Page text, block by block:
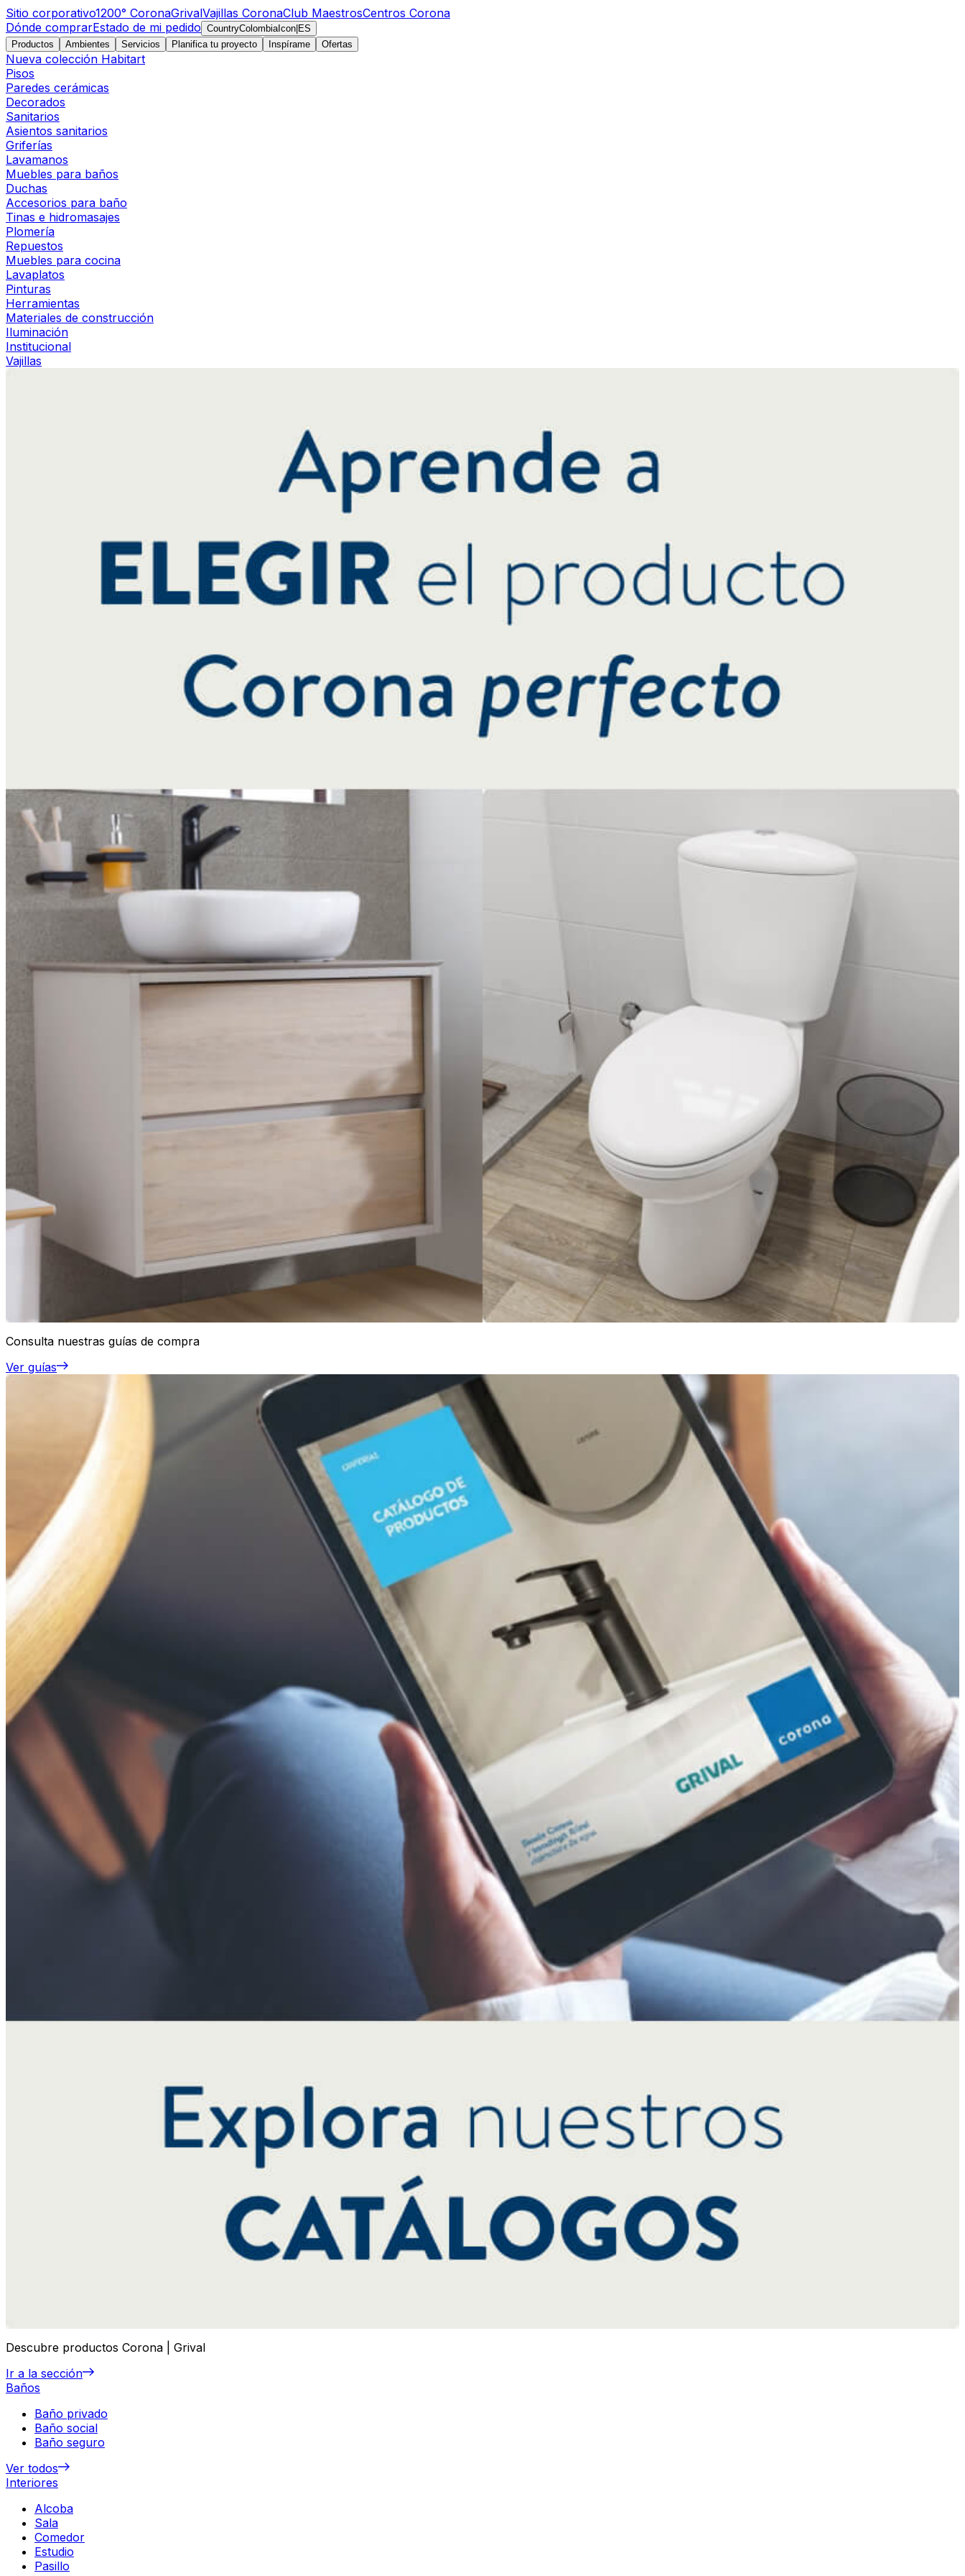
Sitio corporativo1200° CoronaGrivalVajillas CoronaClub MaestrosCentros Corona
Dónde comprarEstado de mi pedido CountryColombiaIcon ES
Productos
Ambientes Servicios Planifica tu proyecto Inspírame Ofertas
Nueva colección Habitart
Pisos
Paredes cerámicas
Decorados
Sanitarios
Asientos sanitarios
Griferías
Lavamanos
Muebles para baños
Duchas
Accesorios para baño
Tinas e hidromasajes
Plomería
Repuestos
Muebles para cocina
Lavaplatos
Pinturas
Herramientas
Materiales de construcción
Iluminación
Institucional
Vajillas
Consulta nuestras guías de compra
Ver guías
Descubre productos Corona | Grival
Ir a la sección
Baños
Baño privado
Baño social
Baño seguro
Ver todos
Interiores
Alcoba
Sala
Comedor
Estudio
Pasillo